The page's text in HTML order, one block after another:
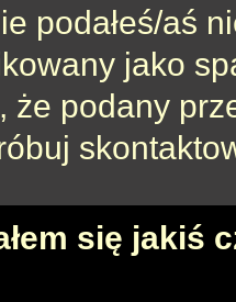
podałeś/aś
jako
że podany
się jakiś